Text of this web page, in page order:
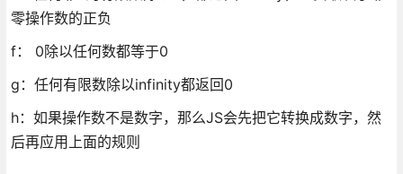
零操作数的正负
f： 0除以任何数都等于0
g：任何有限数除以infinity都返回0
h：如果操作数不是数字，那么JS会先把它转换成数字，然
后再应用上面的规则